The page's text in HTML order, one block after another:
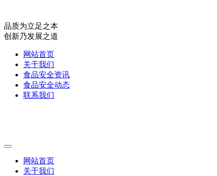
品质为立足之本
创新乃发展之道
网站首页
关于我们
食品安全资讯
食品安全动态
联系我们
网站首页
关于我们